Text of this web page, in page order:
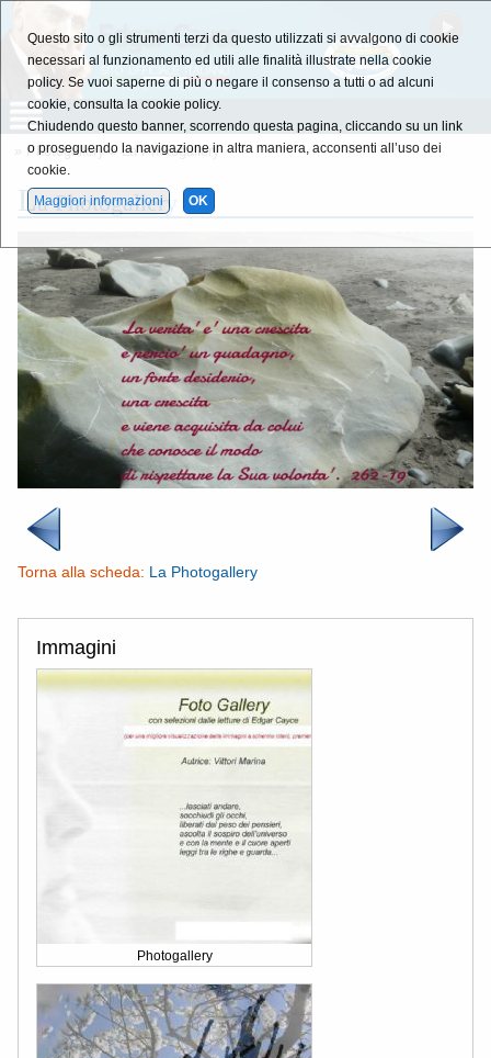
Photogallery » La Photogallery
La Photogallery
Torna alla scheda: La Photogallery
Immagini
Photogallery
Questo sito o gli strumenti terzi da questo utilizzati si avvalgono di cookie
necessari al funzionamento ed utili alle finalità illustrate nella cookie
policy. Se vuoi saperne di più o negare il consenso a tutti o ad alcuni
cookie, consulta la cookie policy.
Chiudendo questo banner, scorrendo questa pagina, cliccando su un link
o proseguendo la navigazione in altra maniera, acconsenti all’uso dei
cookie.
Maggiori informazioni
OK